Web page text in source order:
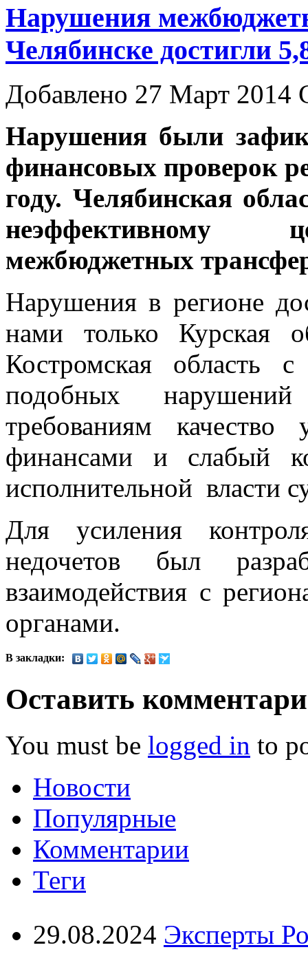
Нарушения
Челябинске достигли
Добавлено 27 Март 2014
Нарушения были
финансовых проверок
году. Челябинская
неэффективному
межбюджетных
Нарушения в регионе
нами только Курская
Костромская область
подобных нарушений
требованиям качество
финансами и слабый
исполнительной власти
Для усиления
недочетов был
взаимодействия с
органами.
В закладки:
Оставить
You must be logged in to
Новости
Популярные
Комментарии
Теги
29.08.2024 Эксперты